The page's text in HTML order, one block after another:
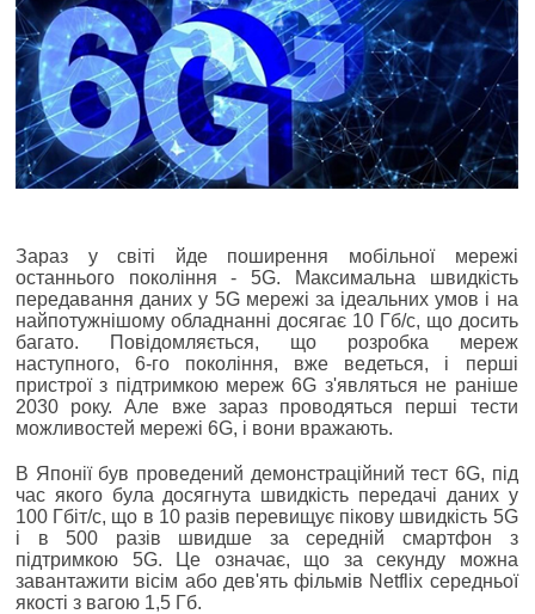
Зараз у світі йде поширення мобільної мережі
останнього покоління - 5G. Максимальна швидкість
передавання даних у 5G мережі за ідеальних умов і на
найпотужнішому обладнанні досягає 10 Гб/с, що досить
багато. Повідомляється, що розробка мереж
наступного, 6-го покоління, вже ведеться, і перші
пристрої з підтримкою мереж 6G з'являться не раніше
2030 року. Але вже зараз проводяться перші тести
можливостей мережі 6G, і вони вражають.
В Японії був проведений демонстраційний тест 6G, під
час якого була досягнута швидкість передачі даних у
100 Гбіт/с, що в 10 разів перевищує пікову швидкість 5G
і в 500 разів швидше за середній смартфон з
підтримкою 5G. Це означає, що за секунду можна
завантажити вісім або дев'ять фільмів Netflix середньої
якості з вагою 1,5 Гб.